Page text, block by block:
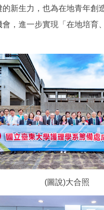
的新生力，也為在地青年創
會，進一步實現「在地培育
(圖說)大合照